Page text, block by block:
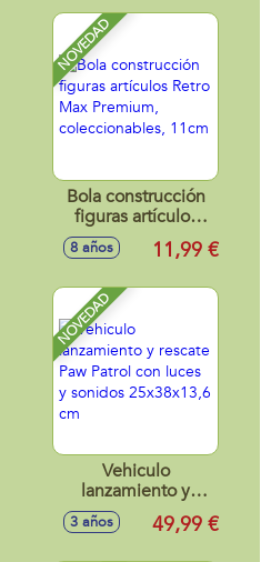
NOVEDAD
Bola construcción
figuras artículos
Retro Max
Premium,
11cm
8 años 11,99 €
NOVEDAD
Vehiculo
lanzamiento y
rescate Paw Patrol
con luces y sonidos
3 años 49,99 €